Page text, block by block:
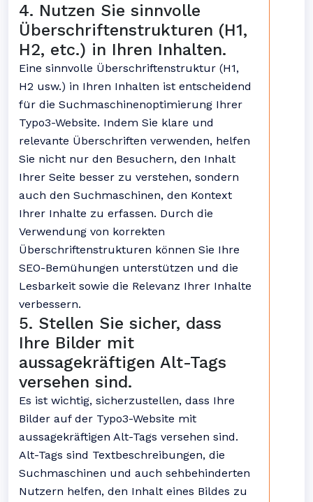
4. Nutzen Sie sinnvolle
Überschriftenstrukturen (H1,
H2, etc.) in Ihren Inhalten.
Eine sinnvolle Überschriftenstruktur (H1,
H2 usw.) in Ihren Inhalten ist entscheidend
für die Suchmaschinenoptimierung Ihrer
Typo3-Website. Indem Sie klare und
relevante Überschriften verwenden, helfen
Sie nicht nur den Besuchern, den Inhalt
Ihrer Seite besser zu verstehen, sondern
auch den Suchmaschinen, den Kontext
Ihrer Inhalte zu erfassen. Durch die
Verwendung von korrekten
Überschriftenstrukturen können Sie Ihre
SEO-Bemühungen unterstützen und die
Lesbarkeit sowie die Relevanz Ihrer Inhalte
verbessern.
5. Stellen Sie sicher, dass
Ihre Bilder mit
aussagekräftigen Alt-Tags
versehen sind.
Es ist wichtig, sicherzustellen, dass Ihre
Bilder auf der Typo3-Website mit
aussagekräftigen Alt-Tags versehen sind.
Alt-Tags sind Textbeschreibungen, die
Suchmaschinen und auch sehbehinderten
Nutzern helfen, den Inhalt eines Bildes zu